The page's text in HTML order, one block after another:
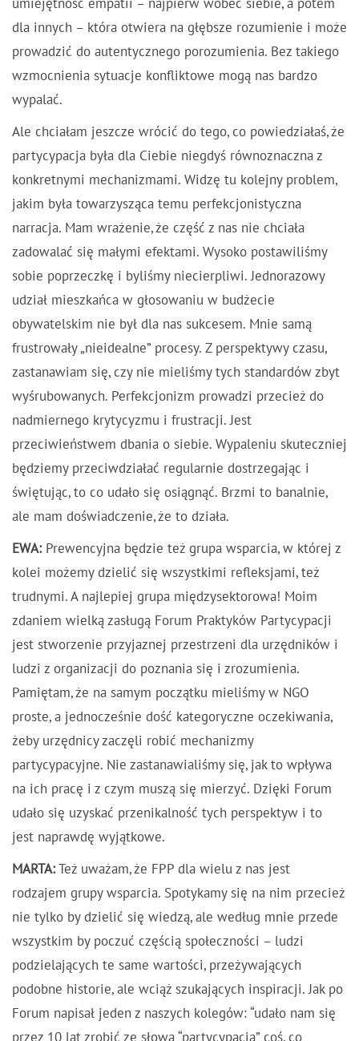
umiejętność empatii – najpierw wobec siebie, a potem
dla innych – która otwiera na głębsze rozumienie i może
prowadzić do autentycznego porozumienia. Bez takiego
wzmocnienia sytuacje konfliktowe mogą nas bardzo
wypalać.
Ale chciałam jeszcze wrócić do tego, co powiedziałaś, że
partycypacja była dla Ciebie niegdyś równoznaczna z
konkretnymi mechanizmami. Widzę tu kolejny problem,
jakim była towarzysząca temu perfekcjonistyczna
narracja. Mam wrażenie, że część z nas nie chciała
zadowalać się małymi efektami. Wysoko postawiliśmy
sobie poprzeczkę i byliśmy niecierpliwi. Jednorazowy
udział mieszkańca w głosowaniu w budżecie
obywatelskim nie był dla nas sukcesem. Mnie samą
frustrowały „nieidealne” procesy. Z perspektywy czasu,
zastanawiam się, czy nie mieliśmy tych standardów zbyt
wyśrubowanych. Perfekcjonizm prowadzi przecież do
nadmiernego krytycyzmu i frustracji. Jest
przeciwieństwem dbania o siebie. Wypaleniu skuteczniej
będziemy przeciwdziałać regularnie dostrzegając i
świętując, to co udało się osiągnąć. Brzmi to banalnie,
ale mam doświadczenie, że to działa.
EWA:Prewencyjna będzie też grupa wsparcia, w której z
kolei możemy dzielić się wszystkimi refleksjami, też
trudnymi. A najlepiej grupa międzysektorowa! Moim
zdaniem wielką zasługą Forum Praktyków Partycypacji
jest stworzenie przyjaznej przestrzeni dla urzędników i
ludzi z organizacji do poznania się i zrozumienia.
Pamiętam, że na samym początku mieliśmy w NGO
proste, a jednocześnie dość kategoryczne oczekiwania,
żeby urzędnicy zaczęli robić mechanizmy
partycypacyjne. Nie zastanawialiśmy się, jak to wpływa
na ich pracę i z czym muszą się mierzyć. Dzięki Forum
udało się uzyskać przenikalność tych perspektyw i to
jest naprawdę wyjątkowe.
MARTA:Też uważam, że FPP dla wielu z nas jest
rodzajem grupy wsparcia. Spotykamy się na nim przecież
nie tylko by dzielić się wiedzą, ale według mnie przede
wszystkim by poczuć częścią społeczności – ludzi
podzielających te same wartości, przeżywających
podobne historie, ale wciąż szukających inspiracji. Jak po
Forum napisał jeden z naszych kolegów: “udało nam się
przez 10 lat zrobić ze słowa “partycypacja” coś, co